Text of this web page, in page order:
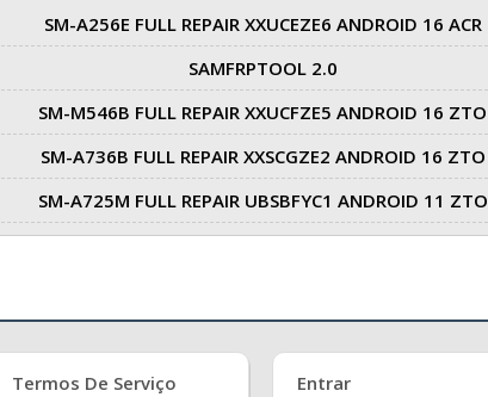
SM-A256E FULL REPAIR XXUCEZE6 ANDROID 16 ACR
SAMFRPTOOL 2.0
SM-M546B FULL REPAIR XXUCFZE5 ANDROID 16 ZTO
SM-A736B FULL REPAIR XXSCGZE2 ANDROID 16 ZTO
SM-A725M FULL REPAIR UBSBFYC1 ANDROID 11 ZTO
Termos De Serviço Entrar